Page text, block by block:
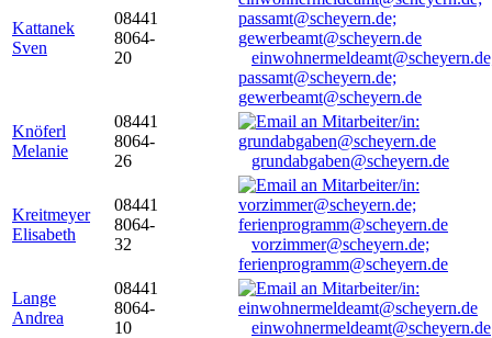
Kattanek
Sven
08441
8064-
20
passamt@scheyern.de;
gewerbeamt@scheyern.de
Knöferl
Melanie
08441
8064-
26
grundabgaben@scheyern.de
Kreitmeyer
Elisabeth
08441
8064-
32
vorzimmer@scheyern.de;
ferienprogramm@scheyern.de
Lange
Andrea
08441
8064-
10
einwohnermeldeamt@scheyern.de